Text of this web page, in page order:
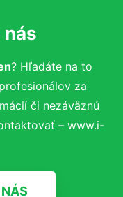
? Hľadáte na to
za
či nezáväznú
– www.i-